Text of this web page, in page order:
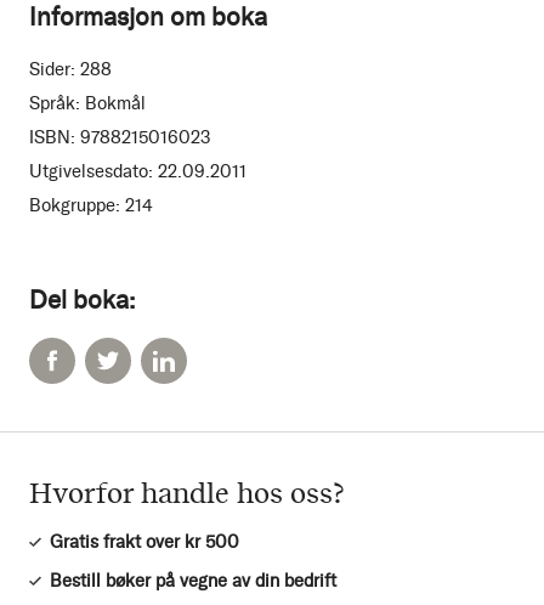
Del boka:
Informasjon om boka
Sider: 288
Språk: Bokmål
ISBN: 9788215016023
Utgivelsesdato: 22.09.2011
Bokgruppe: 214
Hvorfor handle hos oss?
Gratis frakt over kr 500
Bestill bøker på vegne av din bedrift